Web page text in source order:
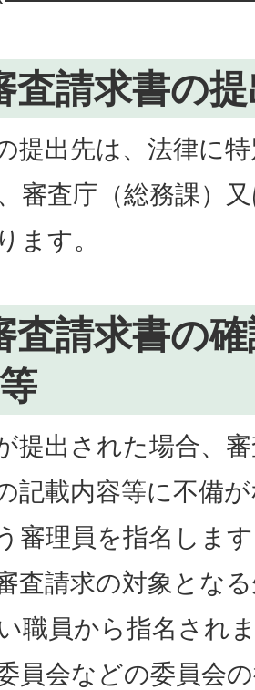
査請求書の
提出先は、法律に
審査庁（総務課）
ます。
査請求書の
提出された場合、
記載内容等に不備
審理員を指名しま
査請求の対象とな
職員から指名され
員会などの委員会